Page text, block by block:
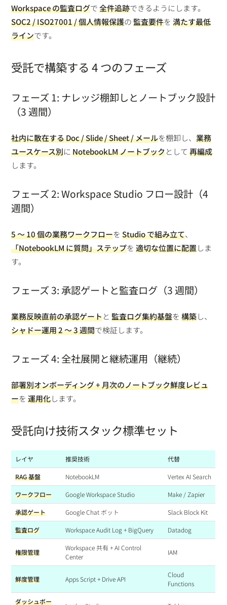
Workspace の監査ログで全件追跡できるようにします。
SOC2 / ISO27001 / 個人情報保護の監査要件を満たす最低
ラインです。
受託で構築する 4 つのフェーズ
フェーズ 1: ナレッジ棚卸しとノートブック設計
（3 週間）
社内に散在する Doc / Slide / Sheet / メールを棚卸し、業務
ユースケース別にNotebookLM ノートブックとして再編成
します。
フェーズ 2: Workspace Studio フロー設計（4
週間）
5 〜 10 個の業務ワークフローをStudio で組み立て、
「NotebookLM に質問」ステップを適切な位置に配置しま
す。
フェーズ 3: 承認ゲートと監査ログ（3 週間）
業務反映直前の承認ゲートと監査ログ集約基盤を構築し、
シャドー運用 2 〜 3 週間で検証します。
フェーズ 4: 全社展開と継続運用（継続）
部署別オンボーディング + 月次のノートブック鮮度レビュ
ーを運用化します。
受託向け技術スタック標準セット
レイヤ 推奨技術 代替
RAG 基盤 NotebookLM Vertex AI Search
ワークフロー Google Workspace Studio Make / Zapier
承認ゲート Google Chat ボット Slack Block Kit
監査ログ Workspace Audit Log + BigQuery Datadog
権限管理
Workspace 共有 + AI Control
Center
IAM
鮮度管理 Apps Script + Drive API
Cloud
Functions
ダッシュボー